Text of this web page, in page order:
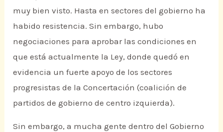
muy bien visto. Hasta en sectores del gobierno ha
habido resistencia. Sin embargo, hubo
negociaciones para aprobar las condiciones en
que está actualmente la Ley, donde quedó en
evidencia un fuerte apoyo de los sectores
progresistas de la Concertación (coalición de
partidos de gobierno de centro izquierda).
Sin embargo, a mucha gente dentro del Gobierno